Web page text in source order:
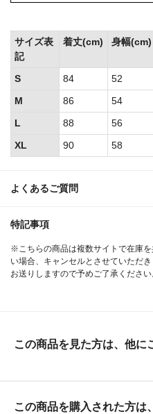
よくあるご質問
特記事項
※こちらの商品は複数サイトで在庫
い場合、キャンセルとさせていただ
お送りしますので予めご了承ください
サイズ表
記
着丈(cm) 身幅(cm)
S
84 52
M
86 54
L
88 56
XL
90 58
この商品を見た方は、他に
この商品を購入された方は